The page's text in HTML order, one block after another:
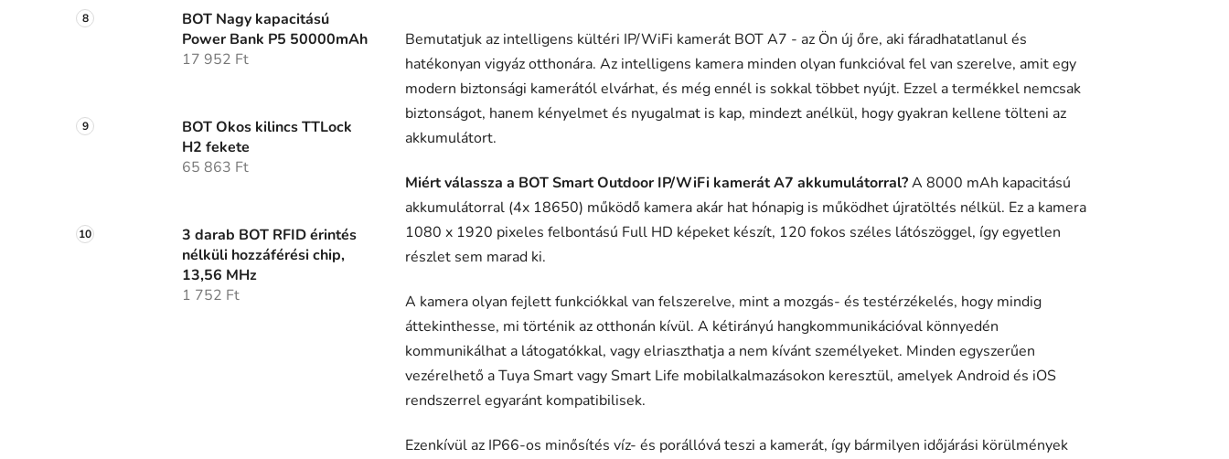
BOT Nagy kapacitású
Power Bank P5 50000mAh
17 952 Ft
BOT Okos kilincs TTLock
H2 fekete
65 863 Ft
3 darab BOT RFID érintés
nélküli hozzáférési chip,
13,56 MHz
1 752 Ft
Bemutatjuk az intelligens kültéri IP/WiFi kamerát BOT A7 - az Ön új őre, aki fáradhatatlanul és
hatékonyan vigyáz otthonára. Az intelligens kamera minden olyan funkcióval fel van szerelve, amit egy
modern biztonsági kamerától elvárhat, és még ennél is sokkal többet nyújt. Ezzel a termékkel nemcsak
biztonságot, hanem kényelmet és nyugalmat is kap, mindezt anélkül, hogy gyakran kellene tölteni az
akkumulátort.
Miért válassza a BOT Smart Outdoor IP/WiFi kamerát A7 akkumulátorral?A 8000 mAh kapacitású
akkumulátorral (4x 18650) működő kamera akár hat hónapig is működhet újratöltés nélkül. Ez a kamera
1080 x 1920 pixeles felbontású Full HD képeket készít, 120 fokos széles látószöggel, így egyetlen
részlet sem marad ki.
A kamera olyan fejlett funkciókkal van felszerelve, mint a mozgás- és testérzékelés, hogy mindig
áttekinthesse, mi történik az otthonán kívül. A kétirányú hangkommunikációval könnyedén
kommunikálhat a látogatókkal, vagy elriaszthatja a nem kívánt személyeket. Minden egyszerűen
vezérelhető a Tuya Smart vagy Smart Life mobilalkalmazásokon keresztül, amelyek Android és iOS
rendszerrel egyaránt kompatibilisek.
Ezenkívül az IP66-os minősítés víz- és porállóvá teszi a kamerát, így bármilyen időjárási körülmények